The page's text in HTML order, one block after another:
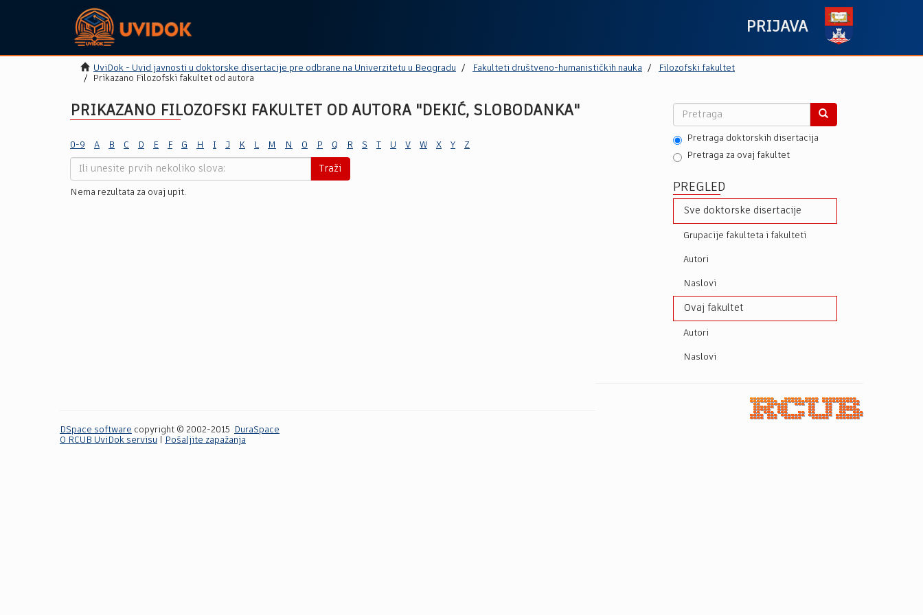
PRIJAVA
UviDok - Uvid javnosti u doktorske disertacije pre odbrane na Univerzitetu u Beogradu Fakulteti društveno-humanističkih nauka
Filozofski fakultet
Prikazano Filozofski fakultet od autora
PRIKAZANO FILOZOFSKI FAKULTET OD AUTORA "DEKIĆ, SLOBODАNKA"
0-9 A B C D E F G H I J K L M N O P Q R S T U V W X Y Z
Traži
Nema rezultata za ovaj upit.
Pretraga doktorskih disertacija
Pretraga za ovaj fakultet
PREGLED
Sve doktorske disertacije
Grupacije fakulteta i fakulteti
Autori
Naslovi
Ovaj fakultet
Autori
Naslovi
DSpace software copyright © 2002-2015
DuraSpace
O RCUB UviDok servisu
Pošaljite zapažanja